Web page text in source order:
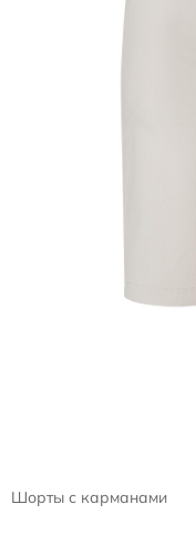
Шорты с карманами